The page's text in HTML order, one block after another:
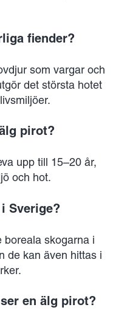
fiender?
som vargar och
det största hotet
pirot?
upp till 15–20 år,
och hot.
Sverige?
boreala skogarna i
de kan även hittas i
en älg pirot?